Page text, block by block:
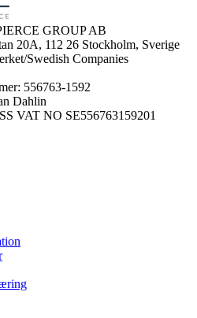
GROUP AB
20A, 112 26 Stockholm, Sverige
Swedish Companies
556763-1592
Dahlin
VAT NO SE556763159201